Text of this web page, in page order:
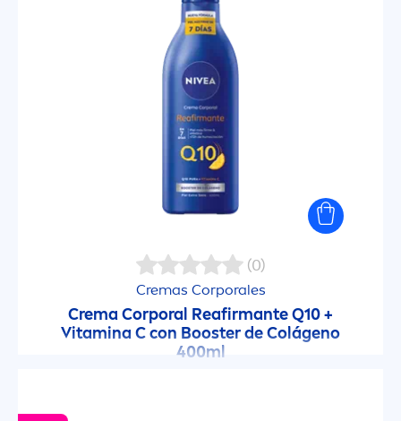
(0)
Cremas Corporales
Crema Corporal Reafirmante Q10 +
Vitamina C con Booster de Colágeno
400ml